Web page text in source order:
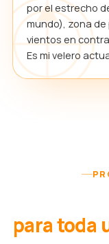
por el estrecho
mundo), zona
vientos en
Es mi velero
para toda